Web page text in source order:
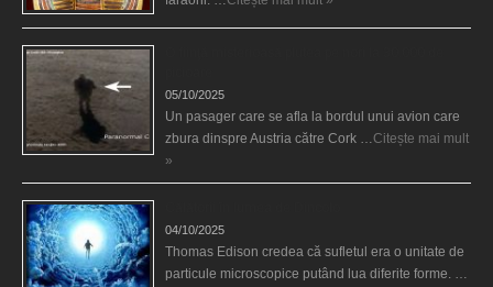
05/10/2025
Un pasager care se afla la bordul unui avion care
zbura dinspre Austria către Cork …Citește mai mult
»
04/10/2025
Thomas Edison credea că sufletul era o unitate de
particule microscopice putând lua diferite forme. …